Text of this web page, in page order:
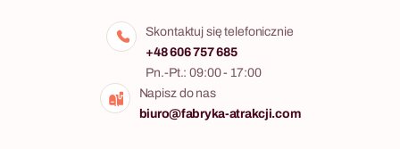
Skontaktuj się telefonicznie
+48 606 757 685
Pn.-Pt.: 09:00 - 17:00
Napisz do nas
biuro@fabryka-atrakcji.com